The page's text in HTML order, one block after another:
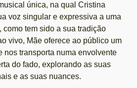
única, na qual Cristina
voz singular e expressiva a uma
como tem sido a sua tradição
vivo, Mãe oferece ao público um
nos transporta numa envolvente
do fado, explorando as suas
e as suas nuances.